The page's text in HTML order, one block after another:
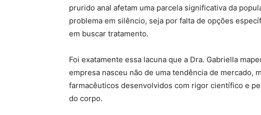
prurido anal afetam uma parcela significativa da
problema em silêncio, seja por falta de opções
em buscar tratamento.
Foi exatamente essa lacuna que a Dra. Gabriella
empresa nasceu não de uma tendência de mercado,
farmacêuticos desenvolvidos com rigor científico e
do corpo.